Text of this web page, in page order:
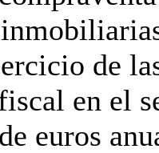
de
en el
euros